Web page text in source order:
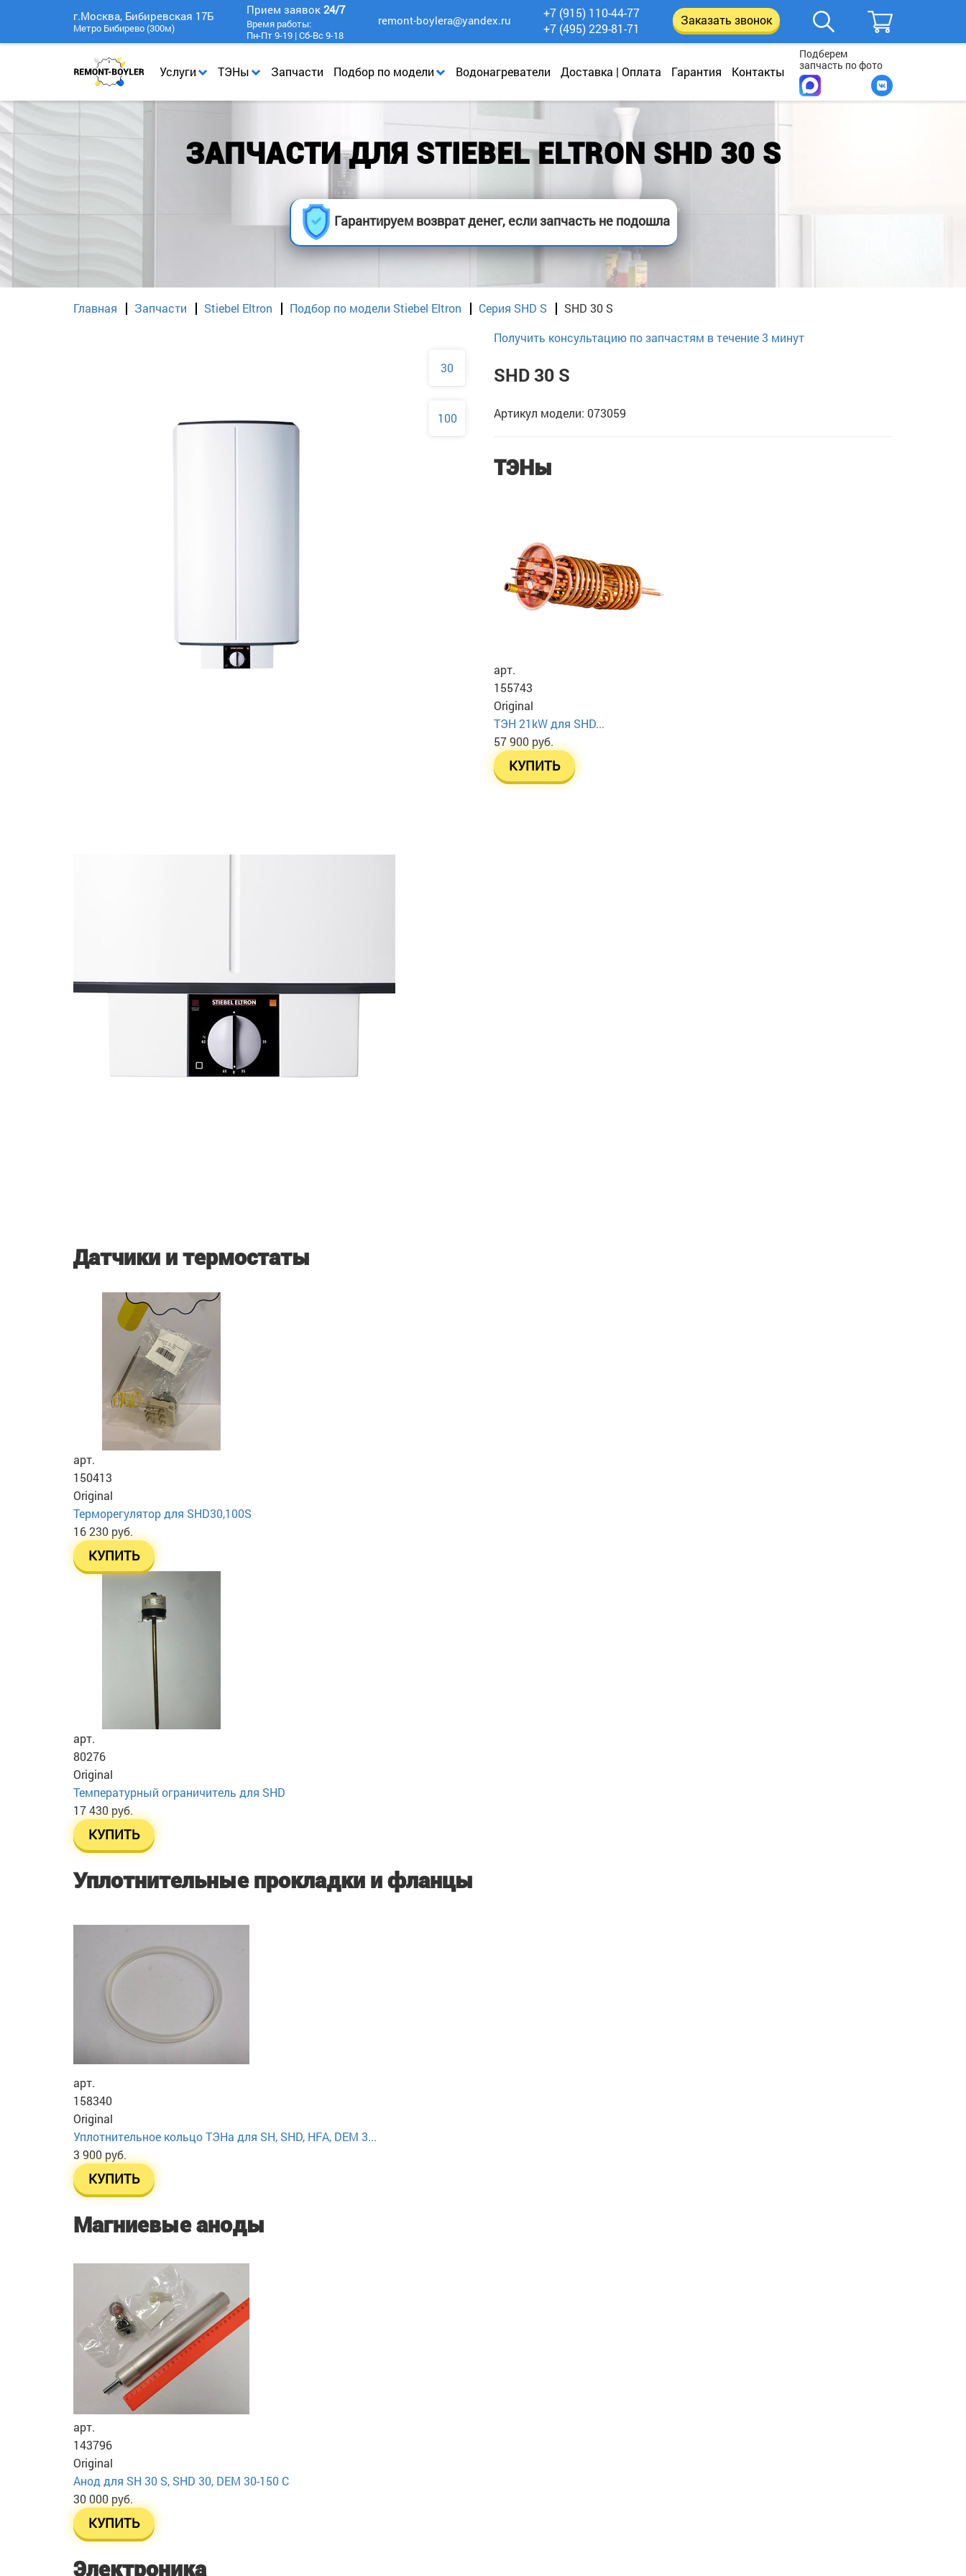
Услуги ТЭНы Запчасти Подбор по модели Водонагреватели Доставка | Оплата Гарантия Контакты
Подберем
запчасть по фото
г.Москва, Бибиревская 17Б
Метро Бибирево (300м)
Прием заявок 24/7
Время работы:
Пн-Пт 9-19 | Сб-Вс 9-18
remont-boylera@yandex.ru
+7 (915) 110-44-77
+7 (495) 229-81-71
Заказать звонок
ЗАПЧАСТИ ДЛЯ STIEBEL ELTRON SHD 30 S
Гарантируем возврат денег, если запчасть не подошла
Главная Запчасти Stiebel Eltron Подбор по модели Stiebel Eltron Серия SHD S SHD 30 S
30
100
Получить консультацию по запчастям в течение 3 минут
SHD 30 S
Артикул модели: 073059
ТЭНы
арт.
155743
Original
ТЭН 21kW для SHD...
57 900 руб.
КУПИТЬ
Датчики и термостаты
арт.
150413
Original
Терморегулятор для SHD30,100S
16 230 руб.
КУПИТЬ
арт.
80276
Original
Температурный ограничитель для SHD
17 430 руб.
КУПИТЬ
Уплотнительные прокладки и фланцы
арт.
158340
Original
Уплотнительное кольцо ТЭНа для SH, SHD, HFA, DEM 3...
3 900 руб.
КУПИТЬ
Магниевые аноды
арт.
143796
Original
Анод для SH 30 S, SHD 30, DEM 30-150 C
30 000 руб.
КУПИТЬ
Электроника